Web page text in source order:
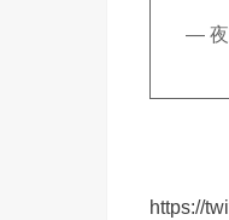
— 夜
https://